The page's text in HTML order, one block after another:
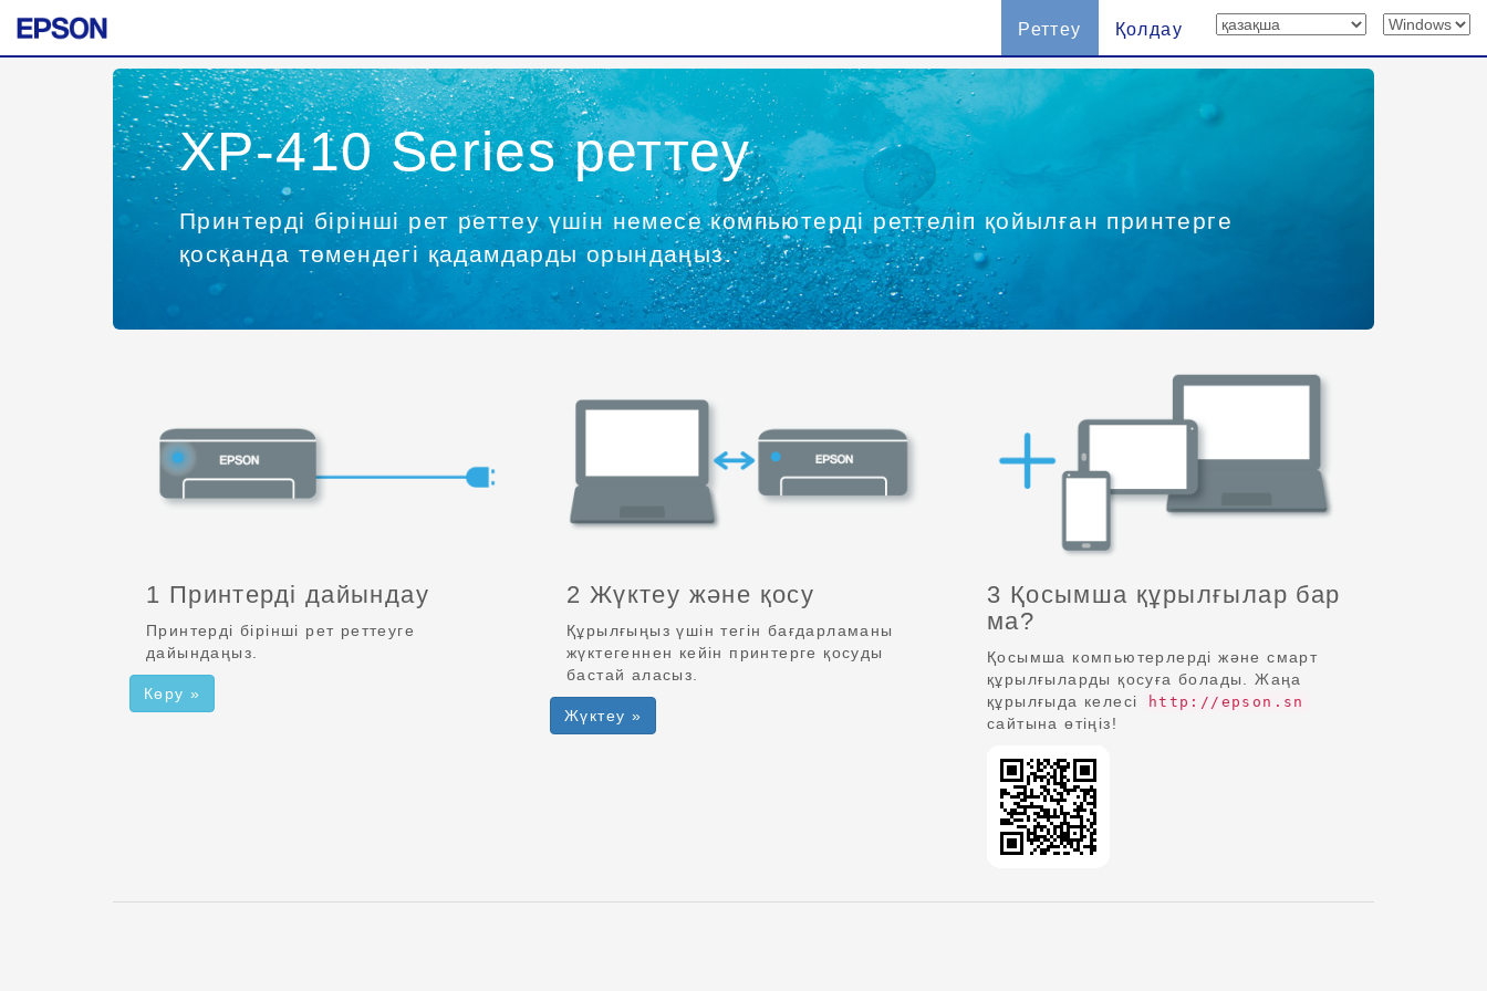
Реттеу Қолдау
XP-410 Seriesреттеу
Принтерді бірінші рет реттеу үшін немесе компьютерді реттеліп қойылған принтерге
қосқанда төмендегі қадамдарды орындаңыз.
1 Принтерді дайындау
Принтерді бірінші рет реттеуге
дайындаңыз.
Көру »
2 Жүктеу және қосу
Құрылғыңыз үшін тегін бағдарламаны
жүктегеннен кейін принтерге қосуды
бастай аласыз.
Жүктеу »
3 Қосымша құрылғылар бар
ма?
Қосымша компьютерлерді және смарт
құрылғыларды қосуға болады. Жаңа
құрылғыда келесі
http://epson.sn
сайтына өтіңіз!